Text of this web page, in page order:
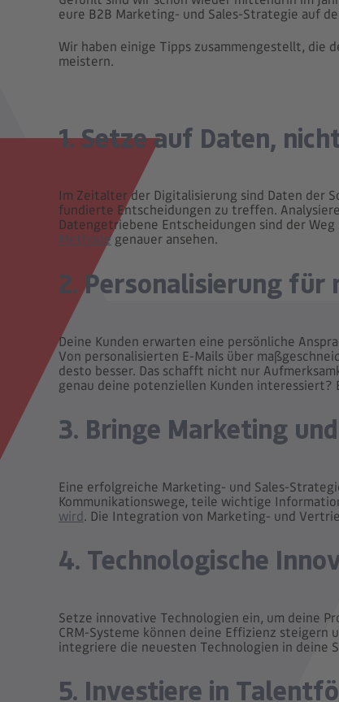
eure B2B Marketing- und Sales-Strategie auf
Wir haben einige Tipps zusammengestellt, die
meistern.
1. Setze auf Daten,
Im Zeitalter der Digitalisierung sind Daten der
fundierte Entscheidungen zu treffen.
Datengetriebene Entscheidungen sind der
Methodegenauer ansehen.
2. Personalisierung für
Deine Kunden erwarten eine persönliche
Von personalisierten E-Mails über
desto besser. Das schafft nicht nur
genau deine potenziellen Kunden interessiert?
3. Bringe Marketing
Eine erfolgreiche Marketing- und Sales-
Kommunikationswege, teile wichtige
wird. Die Integration von Marketing- und
4. Technologische
Setze innovative Technologien ein, um deine
CRM-Systeme können deine Effizienz
integriere die neuesten Technologien in deine
5. Investiere in